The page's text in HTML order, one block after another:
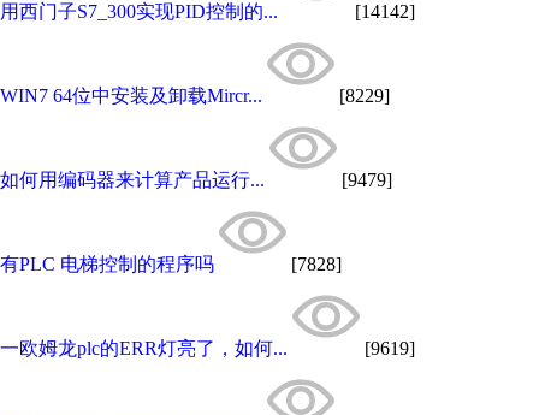
用西门子S7_300实现PID控制的... [14142]
WIN7 64位中安装及卸载Mircr... [8229]
如何用编码器来计算产品运行... [9479]
有PLC 电梯控制的程序吗 [7828]
一欧姆龙plc的ERR灯亮了，如何... [9619]